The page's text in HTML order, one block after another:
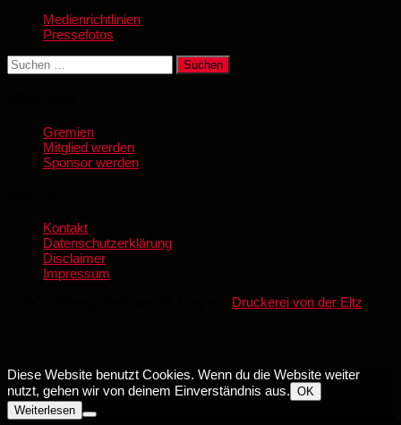
Medienrichtlinien
Pressefotos
Suchen
nach:
Gremien
Mitglied werden
Sponsor werden
Kontakt
Datenschutzerklärung
Disclaimer
Impressum
Druckerei von der Eltz
Diese Website benutzt Cookies. Wenn du die Website weiter
nutzt, gehen wir von deinem Einverständnis aus. OK
Weiterlesen